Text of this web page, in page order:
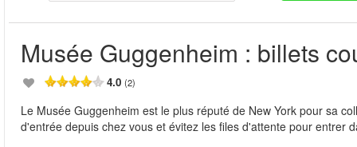
Musée Guggenheim : billets
4.0 (2)
Le Musée Guggenheim est le plus réputé de New York pour sa
d'entrée depuis chez vous et évitez les files d'attente pour entrer